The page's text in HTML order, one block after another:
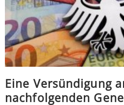
Eine Versündigung
nachfolgenden